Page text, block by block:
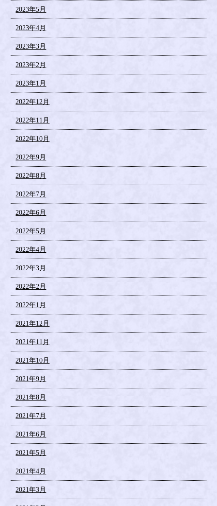
2023年5月
2023年4月
2023年3月
2023年2月
2023年1月
2022年12月
2022年11月
2022年10月
2022年9月
2022年8月
2022年7月
2022年6月
2022年5月
2022年4月
2022年3月
2022年2月
2022年1月
2021年12月
2021年11月
2021年10月
2021年9月
2021年8月
2021年7月
2021年6月
2021年5月
2021年4月
2021年3月